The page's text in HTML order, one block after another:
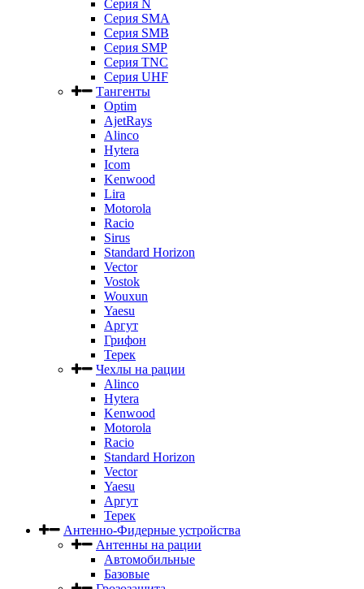
Серия N
Серия SMA
Серия SMB
Серия SMP
Серия TNC
Серия UHF
Тангенты
Optim
AjetRays
Alinco
Hytera
Icom
Kenwood
Lira
Motorola
Racio
Sirus
Standard Horizon
Vector
Vostok
Wouxun
Yaesu
Аргут
Грифон
Терек
Чехлы на рации
Alinco
Hytera
Kenwood
Motorola
Racio
Standard Horizon
Vector
Yaesu
Аргут
Терек
Антенно-Фидерные устройства
Антенны на рации
Автомобильные
Базовые